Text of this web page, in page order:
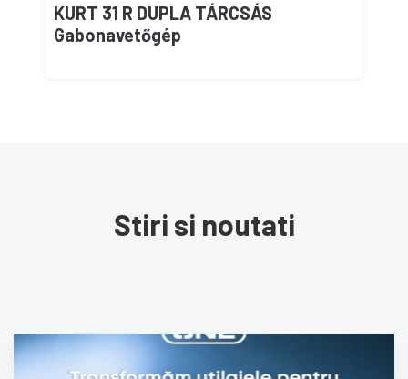
KURT 31 R DUPLA TÁRCSÁS
Gabonavetőgép
Stiri si noutati